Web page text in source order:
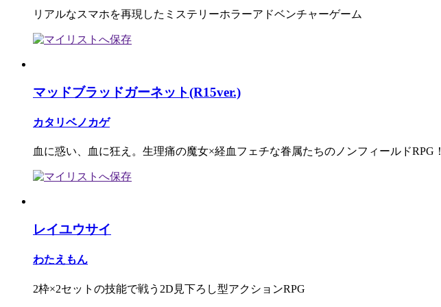
リアルなスマホを再現したミステリーホラーアドベンチャーゲーム
マッドブラッドガーネット(R15ver.)
カタリベノカゲ
血に惑い、血に狂え。生理痛の魔女×経血フェチな眷属たちのノンフィールドRPG！
レイユウサイ
わたえもん
2枠×2セットの技能で戦う2D見下ろし型アクションRPG